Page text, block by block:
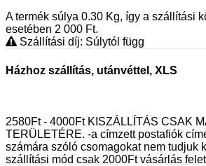
A termék súlya 0.30 Kg, így a szállítási
esetében 2 000 Ft.
Szállítási díj: Súlytól függ
Házhoz szállítás, utánvéttel, XLS
2580Ft - 4000Ft KISZÁLLÍTÁS CSAK
TERÜLETÉRE. -a címzett postafiók
számára szóló csomagokat nem tudjuk
szállítási mód csak 2000Ft vásárlás